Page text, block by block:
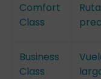
Comfort
Class
Business
Class